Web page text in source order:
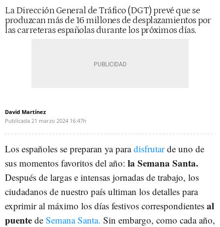
La Dirección General de Tráfico (DGT) prevé que se
produzcan más de 16 millones de desplazamientos por
las carreteras españolas durante los próximos días.
David Martínez
Publicada 21 marzo 2024 16:47h
Los españoles se preparan ya paradisfrutarde uno de
sus momentos favoritos del año: la Semana Santa.
Después de largas e intensas jornadas de trabajo, los
ciudadanos de nuestro país ultiman los detalles para
exprimir al máximo los días festivos correspondientes al
puente de Semana Santa. Sin embargo, como cada año,